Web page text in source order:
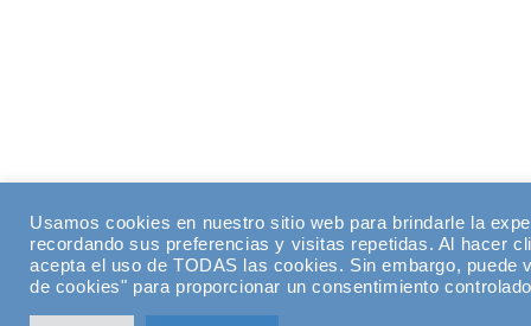
Usamos cookies en nuestro sitio web para brindarle la
recordando sus preferencias y visitas repetidas. Al hacer
acepta el uso de TODAS las cookies. Sin embargo, puede
de cookies" para proporcionar un consentimiento